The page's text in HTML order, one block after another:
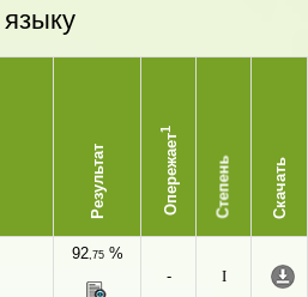
языку
Результат Опережает
1
Степень Скачать
92,75%
-
I